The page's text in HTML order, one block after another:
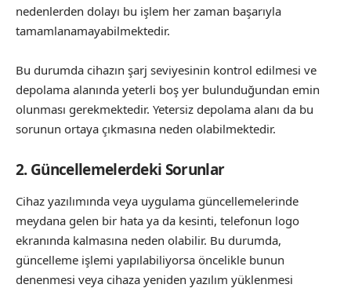
nedenlerden dolayı bu işlem her zaman başarıyla
tamamlanamayabilmektedir.
Bu durumda cihazın şarj seviyesinin kontrol edilmesi ve
depolama alanında yeterli boş yer bulunduğundan emin
olunması gerekmektedir. Yetersiz depolama alanı da bu
sorunun ortaya çıkmasına neden olabilmektedir.
2. Güncellemelerdeki Sorunlar
Cihaz yazılımında veya uygulama güncellemelerinde
meydana gelen bir hata ya da kesinti, telefonun logo
ekranında kalmasına neden olabilir. Bu durumda,
güncelleme işlemi yapılabiliyorsa öncelikle bunun
denenmesi veya cihaza yeniden yazılım yüklenmesi